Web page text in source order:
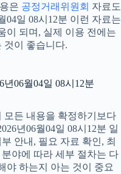
은 공정거래위원회 자료도
04일 08시12분 이런 자료는
이 되며, 실제 이용 전에는
것이 좋습니다.
06월04일 08시12분
모든 내용을 확정하기보다
년06월04일 08시12분 일
안내, 필요 자료 확인, 최
야에 따라 세부 절차는 다
야 하는지 아는 것이 중요